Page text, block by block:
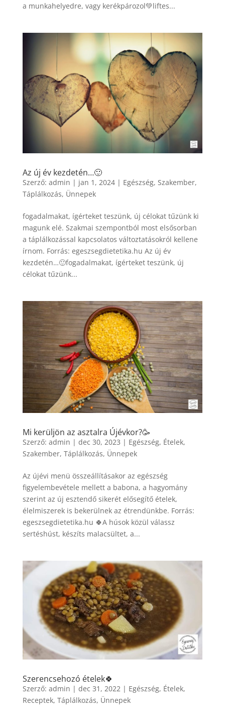
a munkahelyedre, vagy kerékpározol💚liftes...
Az új év kezdetén…🙂
Szerző: admin | jan 1, 2024| Egészség, Szakember,
Táplálkozás, Ünnepek
fogadalmakat, ígérteket teszünk, új célokat tűzünk ki
magunk elé. Szakmai szempontból most elsősorban
a táplálkozással kapcsolatos változtatásokról kellene
írnom. Forrás: egeszsegdietetika.hu Az új év
kezdetén…🙂fogadalmakat, ígérteket teszünk, új
célokat tűzünk...
Mi kerüljön az asztalra Újévkor?🥳
Szerző: admin | dec 30, 2023 | Egészség, Ételek,
Szakember, Táplálkozás, Ünnepek
Az újévi menü összeállításakor az egészség
figyelembevétele mellett a babona, a hagyomány
szerint az új esztendő sikerét elősegítő ételek,
élelmiszerek is bekerülnek az étrendünkbe. Forrás:
egeszsegdietetika.hu 🍀A húsok közül válassz
sertéshúst, készíts malacsültet, a...
Szerencsehozó ételek🍀
Szerző: admin | dec 31, 2022| Egészség, Ételek,
Receptek, Táplálkozás, Ünnepek